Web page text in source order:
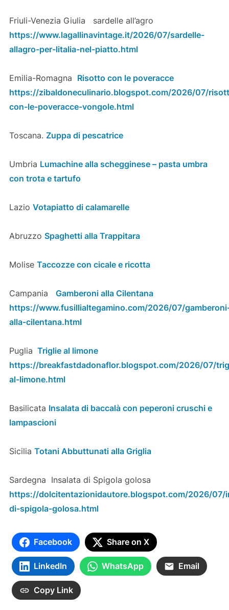
Friuli-Venezia Giulia sardelle all’agro
https://www.lagallinavintage.it/2026/07/sardelle-
allagro-per-litalia-nel-piatto.html
Emilia-Romagna Risotto con le poveracce
https://zibaldoneculinario.blogspot.com/2026/07/
con-le-poveracce-vongole.html
Toscana. Zuppa di pescatrice
Umbria Lumachine alla schegginese – pasta umbra
con trota e tartufo
Lazio Votapiatto di calamarelle
Abruzzo Spaghetti alla Trappitara
Molise Taccozze con cicale e ricotta
Campania Gamberoni alla Cilentana
https://www.fusillialtegamino.com/2026/07/
alla-cilentana.html
Puglia Triglie al limone
https://breakfastdadonaflor.blogspot.com/2026/07/
al-limone.html
Basilicata Insalata di baccalà con peperoni cruschi e
lampascioni
Sicilia Totani Abbuttunati alla Griglia
Sardegna Insalata di Spigola golosa
https://dolcitentazionidautore.blogspot.com/2026/07/
di-spigola-golosa.html
Facebook Share on X
LinkedIn WhatsApp Email
Copy Link